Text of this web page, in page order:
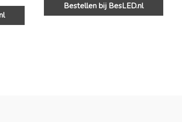
Bestellen bij BesLED.nl